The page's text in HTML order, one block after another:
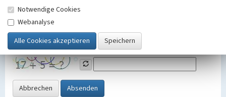
SicherheitsabfrageTragen Sie unten das Rechenergebnis aus der
Grafik ein
Abbrechen Absenden
Notwendige Cookies
Webanalyse